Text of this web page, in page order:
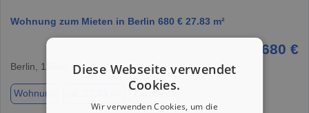
Wohnung zum Mieten in Berlin 680 € 27.83 m²
680 €
Berlin, 13086
Wohnung Zimmer 1
Diese Webseite verwendet
Cookies.
Wir verwenden Cookies, um die